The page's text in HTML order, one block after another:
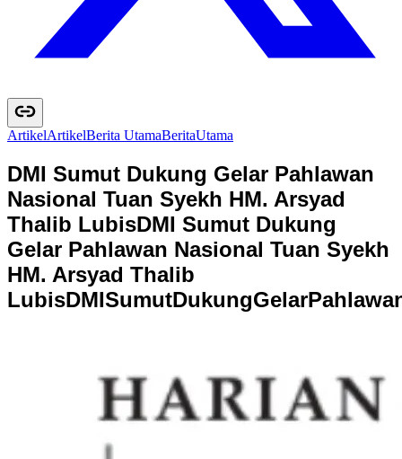
ArtikelArtikelBerita UtamaBeritaUtama
DMI Sumut Dukung Gelar Pahlawan
Nasional Tuan Syekh HM. Arsyad
Thalib LubisDMI Sumut Dukung
Gelar Pahlawan Nasional Tuan Syekh
HM. Arsyad Thalib
LubisDMISumutDukungGelarPahlawa